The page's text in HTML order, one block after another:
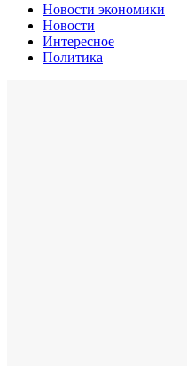
Новости экономики
Новости
Интересное
Политика